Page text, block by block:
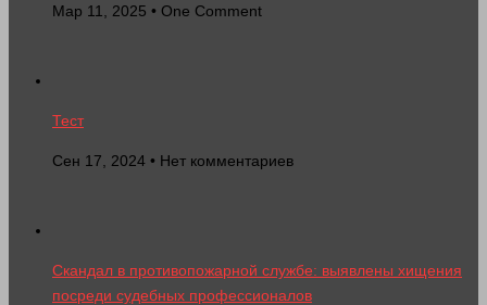
Мар 11, 2025 • One Comment
Тест
Сен 17, 2024 • Нет комментариев
Скандал в противопожарной службе: выявлены хищения
посреди судебных профессионалов